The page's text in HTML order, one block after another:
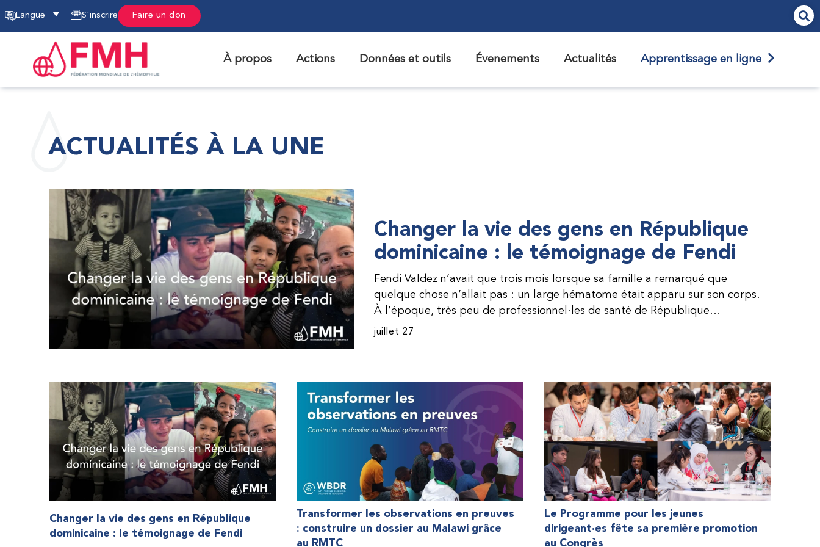
Langue S'inscrire Faire un don
À propos Actions Données et outils Évenements Actualités Apprentissage en ligne
ACTUALITÉS À LA UNE
Changer la vie des gens en République
dominicaine : le témoignage de Fendi
Fendi Valdez n’avait que trois mois lorsque sa famille a remarqué que
quelque chose n’allait pas : un large hématome était apparu sur son corps.
À l’époque, très peu de professionnel·les de santé de République
dominicaine connaissaient l’hémophilie, ce qui rendait son diagnostic difficile.
une dose inférieure à celle prescrite. À cause de ces soins limités, il avait
fréquemment des saignements, manquait l’école, était hospitalisé, et a fini
par développer des problèmes très graves aux deux genoux. Ce n’est que
lorsque Fendi a commencé à recevoir des dons de facteur fournis par le
Programme d’aide humanitaire de la Fédération mondiale de l’hémophilie
qu’il a retrouvé l’espoir d’une vie meilleure.
juillet 27
Changer la vie des gens en République
dominicaine : le témoignage de Fendi
Transformer les observations en preuves
: construire un dossier au Malawi grâce
au RMTC
Le Programme pour les jeunes
dirigeant·es fête sa première promotion
au Congrès